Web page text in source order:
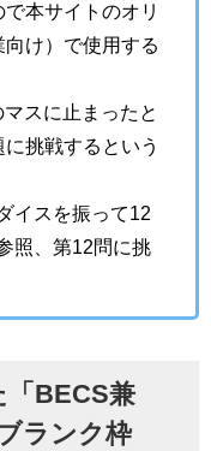
本サイトのオリ
け）で使用する
スに止まったと
挑戦するという
イスを振って12
照、第12問に挑
「BECS兼
ランク枠